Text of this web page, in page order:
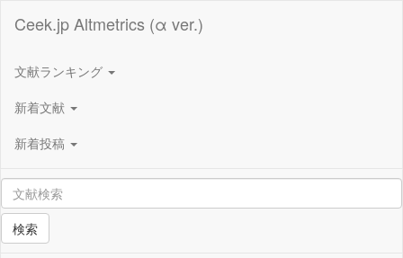
Ceek.jp Altmetrics (α ver.)
文献ランキング
新着文献
新着投稿
検索